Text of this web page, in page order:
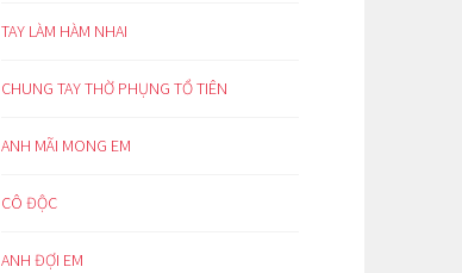
TAY LÀM HÀM NHAI
CHUNG TAY THỜ PHỤNG TỔ TIÊN
ANH MÃI MONG EM
CÔ ĐỘC
ANH ĐỢI EM